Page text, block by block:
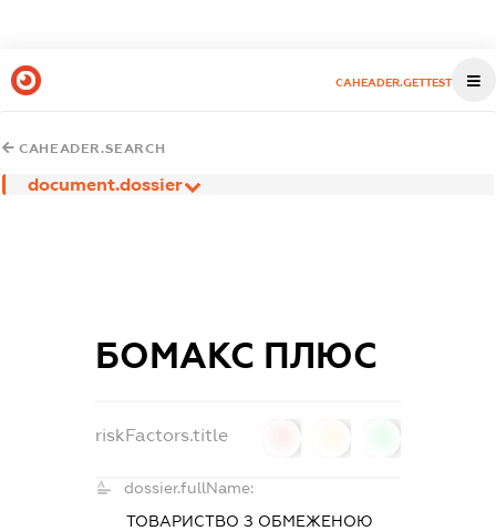
CAHEADER.GETTEST
CAHEADER.SEARCH
document.dossier
БОМАКС ПЛЮС
riskFactors.title
dossier.fullName:
ТОВАРИСТВО З ОБМЕЖЕНОЮ